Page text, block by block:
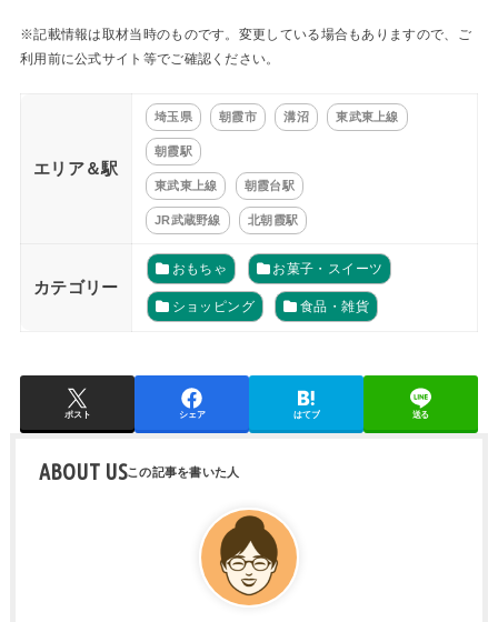
※記載情報は取材当時のものです。変更している場合もありますので、ご
利用前に公式サイト等でご確認ください。
エリア＆駅
埼玉県 朝霞市 溝沼 東武東上線
朝霞駅
東武東上線 朝霞台駅
JR武蔵野線 北朝霞駅
カテゴリー
おもちゃ お菓子・スイーツ
ショッピング 食品・雑貨
ポスト シェア はてブ 送る
ABOUT US